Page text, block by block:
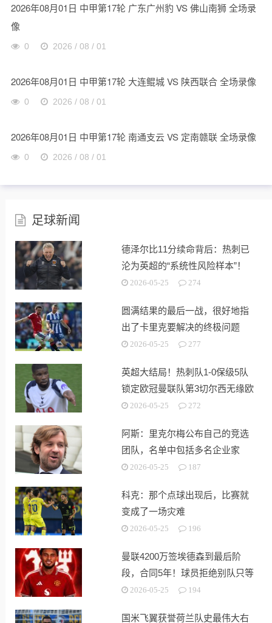
2026年08月01日 中甲第17轮 广东广州豹 VS 佛山南狮 全场录
像
0 2026 / 08 / 01
2026年08月01日 中甲第17轮 大连鲲城 VS 陕西联合 全场录像
0 2026 / 08 / 01
2026年08月01日 中甲第17轮 南通支云 VS 定南赣联 全场录像
0 2026 / 08 / 01
足球新闻
德泽尔比11分续命背后：热刺已
沦为英超的“系统性风险样本”！
2026-05-25 274
圆满结果的最后一战，很好地指
出了卡里克要解决的终极问题
2026-05-25 277
英超大结局！热刺队1-0保级5队
锁定欧冠曼联队第3切尔西无缘欧
战2026-05-25 272
阿斯：里克尔梅公布自己的竞选
团队，名单中包括多名企业家
2026-05-25 187
科克：那个点球出现后，比赛就
变成了一场灾难
2026-05-25 196
曼联4200万签埃德森到最后阶
段，合同5年！球员拒绝别队只等
红魔
2026-05-25 194
国米飞翼获誉荷兰队史最伟大右